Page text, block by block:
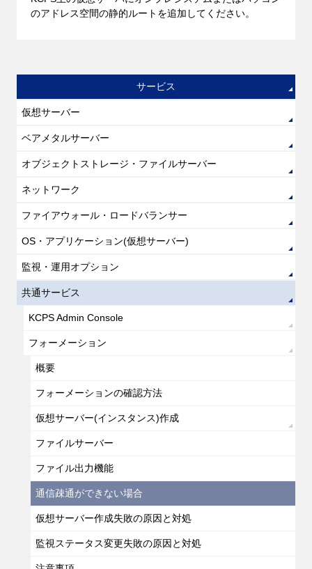
のアドレス空間の静的ルートを追加してください。
サービス
仮想サーバー
ベアメタルサーバー
オブジェクトストレージ・ファイルサーバー
ネットワーク
ファイアウォール・ロードバランサー
OS・アプリケーション(仮想サーバー)
監視・運用オプション
共通サービス
KCPS Admin Console
フォーメーション
概要
フォーメーションの確認方法
仮想サーバー(インスタンス)作成
ファイルサーバー
ファイル出力機能
通信疎通ができない場合
仮想サーバー作成失敗の原因と対処
監視ステータス変更失敗の原因と対処